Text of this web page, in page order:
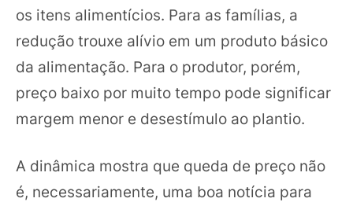
os itens alimentícios. Para as famílias, a
redução trouxe alívio em um produto básico
da alimentação. Para o produtor, porém,
preço baixo por muito tempo pode significar
margem menor e desestímulo ao plantio.
A dinâmica mostra que queda de preço não
é, necessariamente, uma boa notícia para